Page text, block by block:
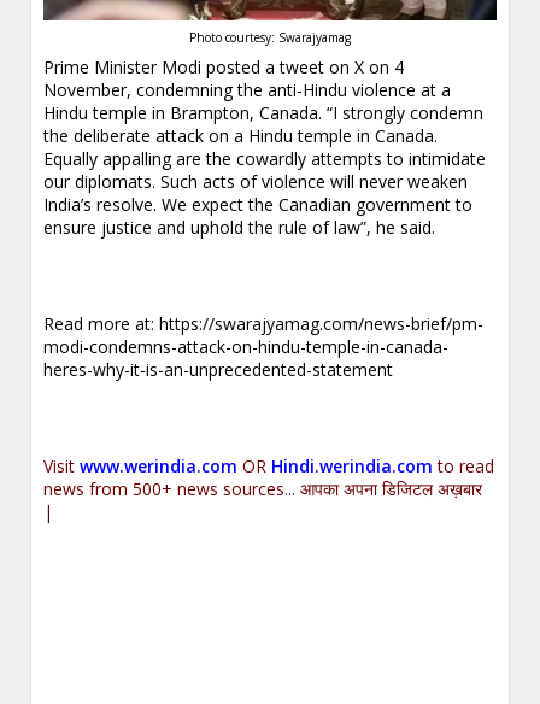
Photo courtesy: Swarajyamag
Prime Minister Modi posted a tweet on X on 4
November, condemning the anti-Hindu violence at a
Hindu temple in Brampton, Canada. “I strongly condemn
the deliberate attack on a Hindu temple in Canada.
Equally appalling are the cowardly attempts to intimidate
our diplomats. Such acts of violence will never weaken
India’s resolve. We expect the Canadian government to
ensure justice and uphold the rule of law”, he said.
Read more at:https://swarajyamag.com/news-brief/pm-
modi-condemns-attack-on-hindu-temple-in-canada-
heres-why-it-is-an-unprecedented-statement
Visitwww.werindia.com OR Hindi.werindia.com to read
news from 500+ news sources... आपका अपना डिजिटल अख़बार
|